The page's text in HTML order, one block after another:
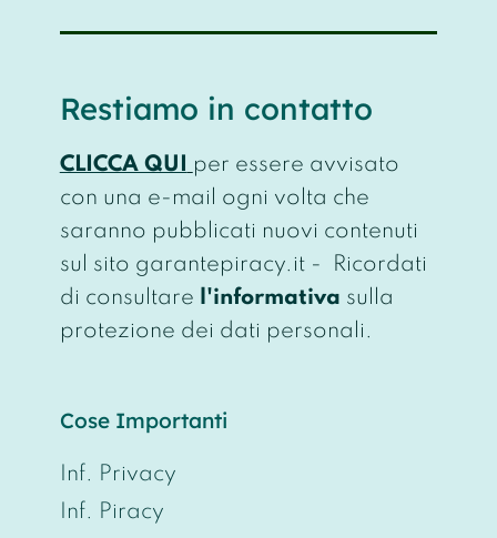
Restiamo in contatto
CLICCA QUI
per essere avvisato
con una e-mail ogni volta che
saranno pubblicati nuovi contenuti
sul sito garantepiracy.it - Ricordati
di consultare
l'informativa sulla
protezione dei dati personali.
Cose Importanti
Inf. Privacy
Inf. Piracy